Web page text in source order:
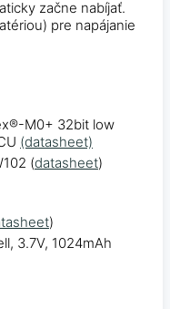
začne nabíjať.
pre napájanie
M0+ 32bit low
(datasheet)
(datasheet)
)
3.7V, 1024mAh